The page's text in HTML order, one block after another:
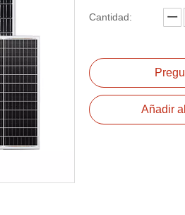
Cantidad:
Añadir